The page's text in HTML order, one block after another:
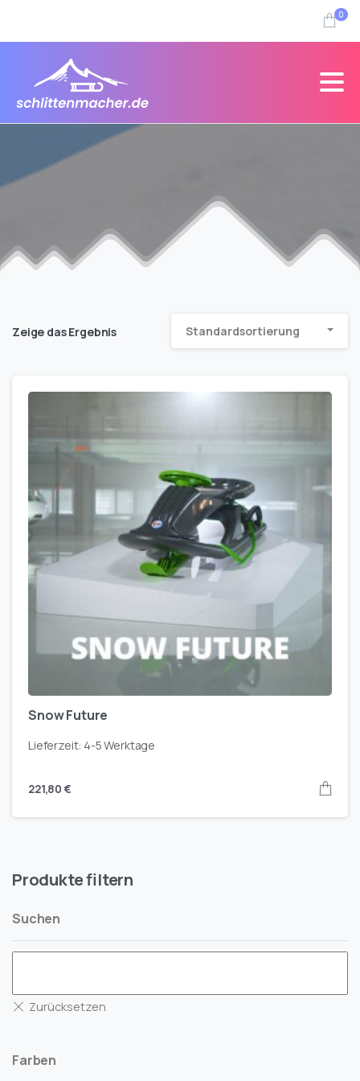
0
Zeige das Ergebnis Standardsortierung
Snow Future
Lieferzeit: 4-5 Werktage
221,80€
Produkte filtern
Suchen
Farben